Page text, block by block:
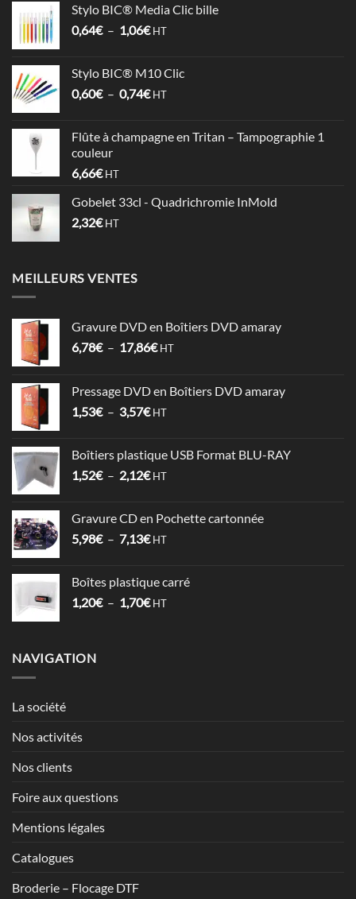
3,58€
à
Stylo BIC® Media Clic bille
0,64€ – 1,06€Plage
0,64€
à
HT
Stylo BIC® M10 Clic
0,60€ – 0,74€Plage
0,60€
HT
Flûte à champagne en Tritan – Tampographie 1
couleur
6,66€ HT
Gobelet 33cl - Quadrichromie InMold
2,32€ HT
MEILLEURS VENTES
Gravure DVD en Boîtiers DVD amaray
6,78€ – 17,86€Plage
6,78€
à
HT
Pressage DVD en Boîtiers DVD amaray
1,53€ – 3,57€Plage
1,53€
à
HT
Boîtiers plastique USB Format BLU-RAY
1,52€ – 2,12€Plage
1,52€
à
HT
Gravure CD en Pochette cartonnée
5,98€ – 7,13€Plage
5,98€
à
HT
Boîtes plastique carré
1,20€ – 1,70€Plage
HT
NAVIGATION
La société
Nos activités
Nos clients
Foire aux questions
Mentions légales
Catalogues
Broderie – Flocage DTF